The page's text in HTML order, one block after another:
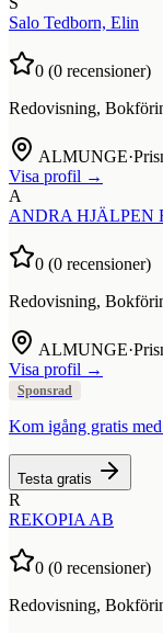
Salo Tedborn, Elin
0 (0 recensioner)
Redovisning,
ALMUNGE·
Visa profil →
A
ANDRA HJÄLPEN
0 (0 recensioner)
Redovisning,
ALMUNGE·
Visa profil →
Sponsrad
Kom igång gratis
Testa gratis
R
REKOPIA AB
0 (0 recensioner)
Redovisning,